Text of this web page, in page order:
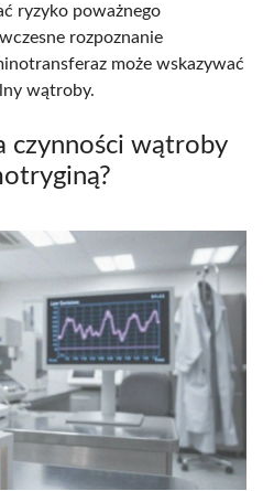
ryzyko poważnego
rozpoznanie
może wskazywać
wątroby.
czynności wątroby